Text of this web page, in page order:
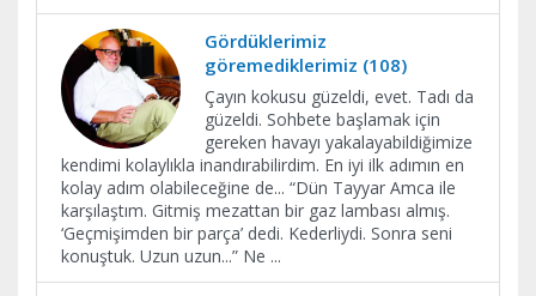
Gördüklerimiz
göremediklerimiz (108)
Çayın kokusu güzeldi, evet. Tadı da
güzeldi. Sohbete başlamak için
gereken havayı yakalayabildiğimize
kendimi kolaylıkla inandırabilirdim. En iyi ilk adımın en
kolay adım olabileceğine de... “Dün Tayyar Amca ile
karşılaştım. Gitmiş mezattan bir gaz lambası almış.
‘Geçmişimden bir parça’ dedi. Kederliydi. Sonra seni
konuştuk. Uzun uzun...” Ne ...